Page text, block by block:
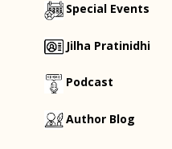
Special Events
Jilha Pratinidhi
Podcast
Author Blog